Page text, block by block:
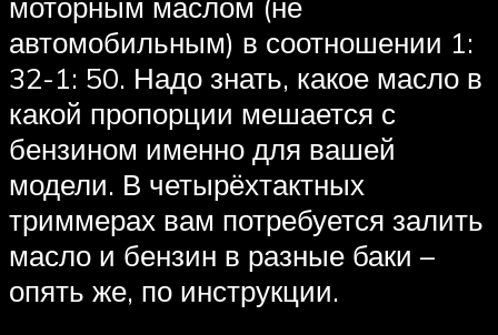
автомобильным) в соотношении 1:
32-1: 50. Надо знать, какое масло в
какой пропорции мешается с
бензином именно для вашей
модели. В четырёхтактных
триммерах вам потребуется залить
масло и бензин в разные баки –
опять же, по инструкции.